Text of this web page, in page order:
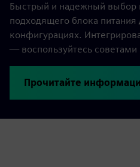
Быстрый и надежный выбор
подходящего блока
конфигурациях.
— воспользуйтесь советами
Прочитайте